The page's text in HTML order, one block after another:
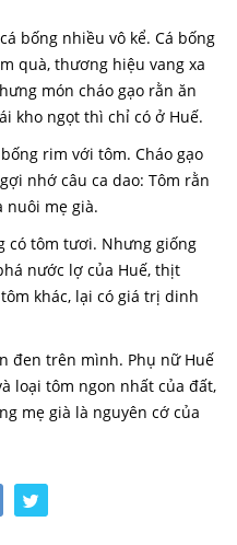
bống nhiều vô kể. Cá bống
quà, thương hiệu vang xa
món cháo gạo rằn ăn
kho ngọt thì chỉ có ở Huế.
rim với tôm. Cháo gạo
nhớ câu ca dao: Tôm rằn
nuôi mẹ già.
có tôm tươi. Nhưng giống
nước lợ của Huế, thịt
khác, lại có giá trị dinh
đen trên mình. Phụ nữ Huế
loại tôm ngon nhất của đất,
mẹ già là nguyên cớ của